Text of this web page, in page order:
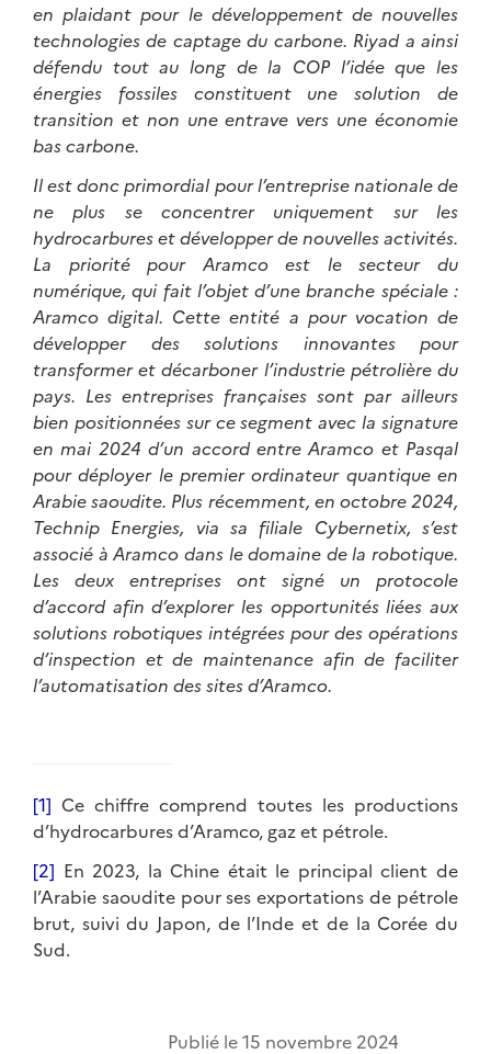
en plaidant pour le développement de nouvelles
technologies de captage du carbone. Riyad a ainsi
défendu tout au long de la COP l’idée que les
énergies fossiles constituent une solution de
transition et non une entrave vers une économie
bas carbone.
Il est donc primordial pour l’entreprise nationale de
ne plus se concentrer uniquement sur les
hydrocarbures et développer de nouvelles activités.
La priorité pour Aramco est le secteur du
numérique, qui fait l’objet d’une branche spéciale :
Aramco digital. Cette entité a pour vocation de
développer des solutions innovantes pour
transformer et décarboner l’industrie pétrolière du
pays. Les entreprises françaises sont par ailleurs
bien positionnées sur ce segment avec la signature
en mai 2024 d’un accord entre Aramco et Pasqal
pour déployer le premier ordinateur quantique en
Arabie saoudite. Plus récemment, en octobre 2024,
Technip Energies, via sa filiale Cybernetix, s’est
associé à Aramco dans le domaine de la robotique.
Les deux entreprises ont signé un protocole
d’accord afin d’explorer les opportunités liées aux
solutions robotiques intégrées pour des opérations
d’inspection et de maintenance afin de faciliter
l’automatisation des sites d’Aramco.
[1] Ce chiffre comprend toutes les productions
d’hydrocarbures d’Aramco, gaz et pétrole.
[2] En 2023, la Chine était le principal client de
l’Arabie saoudite pour ses exportations de pétrole
brut, suivi du Japon, de l’Inde et de la Corée du
Sud.
Publié le15 novembre 2024